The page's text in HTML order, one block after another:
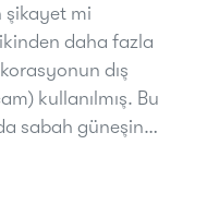
şikayet mi
daha fazla
dış
kullanılmış. Bu
sabah güneşin…